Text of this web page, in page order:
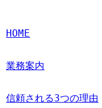
HOME
業務案内
信頼される3つの理由